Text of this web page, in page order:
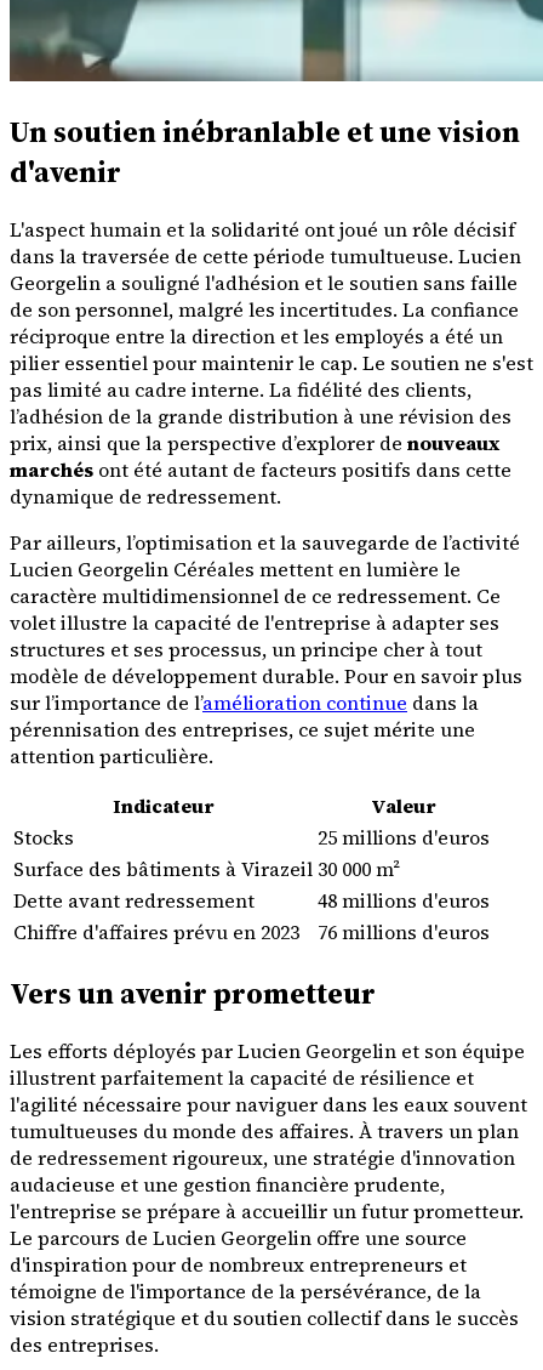
Un soutien inébranlable et une vision
d'avenir
L'aspect humain et la solidarité ont joué un rôle décisif
dans la traversée de cette période tumultueuse. Lucien
Georgelin a souligné l'adhésion et le soutien sans faille
de son personnel, malgré les incertitudes. La confiance
réciproque entre la direction et les employés a été un
pilier essentiel pour maintenir le cap. Le soutien ne s'est
pas limité au cadre interne. La fidélité des clients,
l’adhésion de la grande distribution à une révision des
prix, ainsi que la perspective d’explorer de nouveaux
marchés ont été autant de facteurs positifs dans cette
dynamique de redressement.
Par ailleurs, l’optimisation et la sauvegarde de l’activité
Lucien Georgelin Céréales mettent en lumière le
caractère multidimensionnel de ce redressement. Ce
volet illustre la capacité de l'entreprise à adapter ses
structures et ses processus, un principe cher à tout
modèle de développement durable. Pour en savoir plus
sur l’importance de l’amélioration continue dans la
pérennisation des entreprises, ce sujet mérite une
attention particulière.
Indicateur
Valeur
Stocks
25 millions d'euros
Surface des bâtiments à Virazeil 30 000 m²
Dette avant redressement
48 millions d'euros
Chiffre d'affaires prévu en 2023
76 millions d'euros
Vers un avenir prometteur
Les efforts déployés par Lucien Georgelin et son équipe
illustrent parfaitement la capacité de résilience et
l'agilité nécessaire pour naviguer dans les eaux souvent
tumultueuses du monde des affaires. À travers un plan
de redressement rigoureux, une stratégie d'innovation
audacieuse et une gestion financière prudente,
l'entreprise se prépare à accueillir un futur prometteur.
Le parcours de Lucien Georgelin offre une source
d'inspiration pour de nombreux entrepreneurs et
témoigne de l'importance de la persévérance, de la
vision stratégique et du soutien collectif dans le succès
des entreprises.